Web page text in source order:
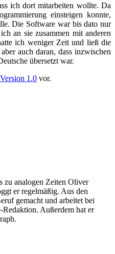
ich dort mitarbeiten wollte. Da
einsteigen konnte,
Die Software war bis dato nur
an sie zusammen mit anderen
ich weniger Zeit und ließ die
auch daran, dass inzwischen
übersetzt war.
Version 1.0 vor.
zu analogen Zeiten Oliver
er regelmäßig. Aus den
gemacht und arbeitet bei
Außerdem hat er